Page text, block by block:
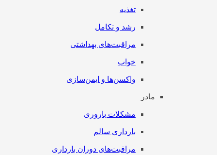
تغذیه
رشد و تکامل
مراقبت‌های بهداشتی
خواب
واکسن‌ها و ایمن‌سازی
مادر
مشکلات باروری
بارداری سالم
مراقبت‌های دوران بارداری